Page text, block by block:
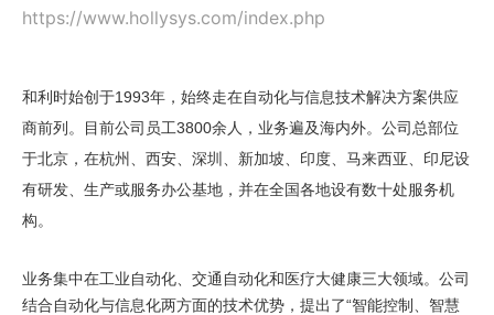
精彩案例全案服务关于我们
https://www.hollysys.com/index.php
和利时始创于1993年，始终走在自动化与信息技术解决方案供应
商前列。目前公司员工3800余人，业务遍及海内外。公司总部位
于北京，在杭州、西安、深圳、新加坡、印度、马来西亚、印尼设
有研发、生产或服务办公基地，并在全国各地设有数十处服务机
构。
业务集中在工业自动化、交通自动化和医疗大健康三大领域。公司
结合自动化与信息化两方面的技术优势，提出了“智能控制、智慧